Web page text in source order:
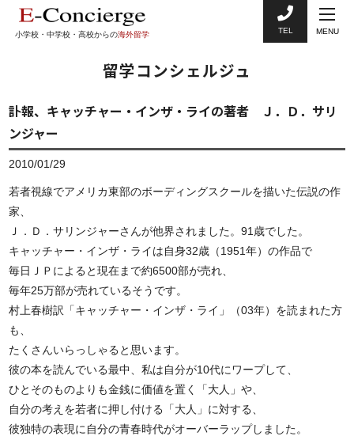
小学校・中学校・高校からの海外留学 TEL MENU
留学コンシェルジュ
訃報、キャッチャー・インザ・ライの著者 Ｊ．Ｄ．サリ
ンジャー
2010/01/29
若者視線でアメリカ東部のボーディングスクールを描いた伝説の作
家、
Ｊ．Ｄ．サリンジャーさんが他界されました。91歳でした。
キャッチャー・インザ・ライは自身32歳（1951年）の作品で
毎日ＪＰによると現在まで約6500部が売れ、
毎年25万部が売れているそうです。
村上春樹訳「キャッチャー・インザ・ライ」（03年）を読まれた方
も、
たくさんいらっしゃると思います。
彼の本を読んでいる最中、私は自分が10代にワープして、
ひとそのものよりも金銭に価値を置く「大人」や、
自分の考えを若者に押し付ける「大人」に対する、
彼独特の表現に自分の青春時代がオーバーラップしました。